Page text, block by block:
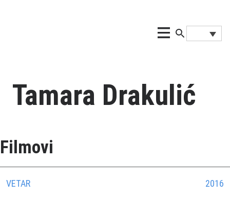
Tamara Drakulić
Filmovi
VETAR 2016